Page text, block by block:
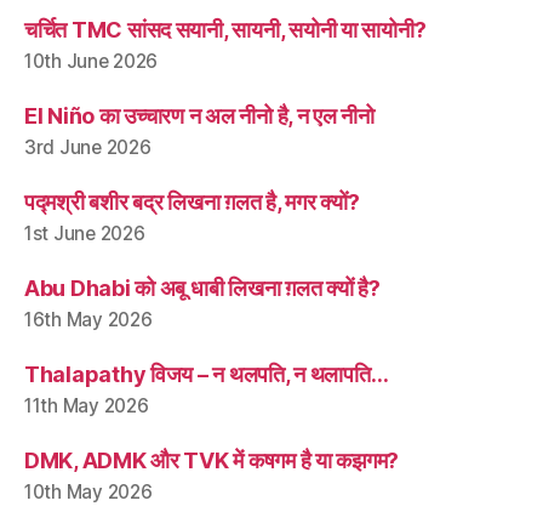
चर्चित TMC सांसद सयानी, सायनी, सयोनी या सायोनी?
10th June 2026
El Niño का उच्चारण न अल नीनो है, न एल नीनो
3rd June 2026
पद्मश्री बशीर बद्र लिखना ग़लत है, मगर क्यों?
1st June 2026
Abu Dhabi को अबू धाबी लिखना ग़लत क्यों है?
16th May 2026
Thalapathy विजय – न थलपति, न थलापति…
11th May 2026
DMK, ADMK और TVK में कषगम है या कझगम?
10th May 2026